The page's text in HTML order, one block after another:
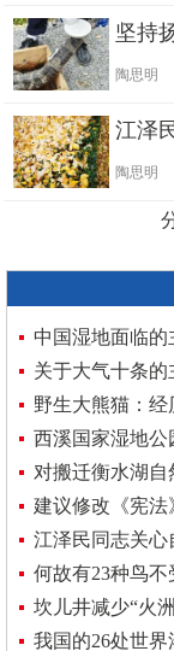
坚持
陶思明
江泽
陶思明
中国湿地面临的
关于大气十条的
野生大熊猫：经
西溪国家湿地公
对搬迁衡水湖自
建议修改《宪法
江泽民同志关心
何故有23种鸟不
坎儿井减少“火
我国的26处世界